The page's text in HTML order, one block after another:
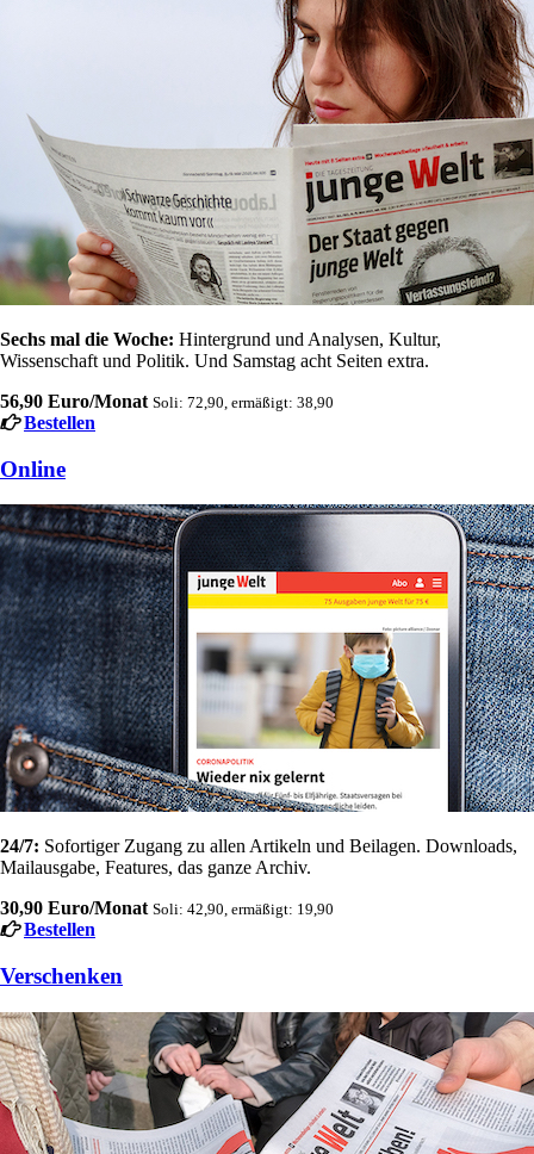
Sechs mal die Woche: Hintergrund und Analysen, Kultur,
Wissenschaft und Politik. Und Samstag acht Seiten extra.
56,90 Euro/Monat Soli: 72,90, ermäßigt: 38,90
Bestellen
Online
24/7: Sofortiger Zugang zu allen Artikeln und Beilagen. Downloads,
Mailausgabe, Features, das ganze Archiv.
30,90 Euro/Monat Soli: 42,90, ermäßigt: 19,90
Bestellen
Verschenken